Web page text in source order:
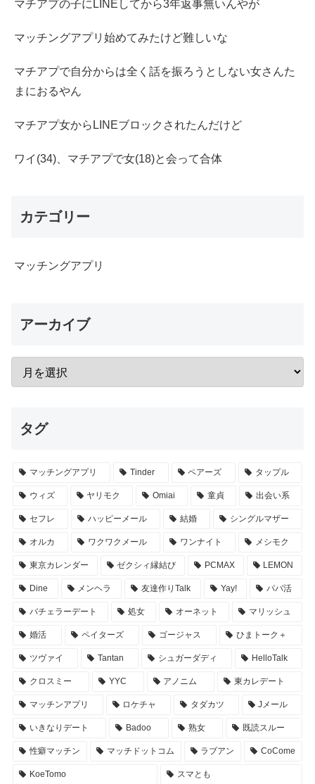
マチアプの子にLINEしてから3年返事無いんやが
マッチングアプリ始めてみたけど難しいな
マチアプで自分からは全く話を振ろうとしない女さんた
まにおるやん
マチアプ女からLINEブロックされたんだけど
ワイ(34)、マチアプで女(18)と会って合体
カテゴリー
マッチングアプリ
アーカイブ
タグ
マッチングアプリ Tinder ペアーズ タップル
ウィズ ヤリモク Omiai 童貞 出会い系
セフレ ハッピーメール 結婚 シングルマザー
オルカ ワクワクメール ワンナイト メシモク
東京カレンダー ゼクシィ縁結び PCMAX LEMON
Dine メンヘラ 友達作りTalk Yay! パパ活
バチェラーデート 処女 オーネット マリッシュ
婚活 ペイターズ ゴージャス ひまトーク＋
ツヴァイ Tantan シュガーダディ HelloTalk
クロスミー YYC アノニム 東カレデート
マッチンアプリ ロケチャ タダカツ Jメール
いきなりデート Badoo 熟女 既読スルー
性癖マッチン マッチドットコム ラブアン CoCome
KoeTomo スマとも